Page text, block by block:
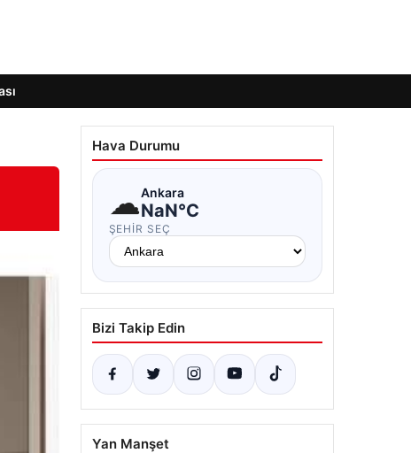
Hava Durumu
☁Ankara
NaN°C
ŞEHIR SEÇ
Bizi Takip Edin
Yan Manşet